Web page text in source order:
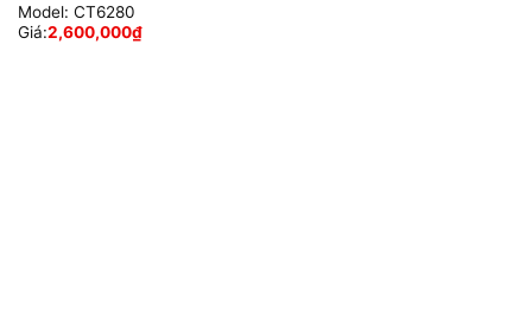
Model: CT6280
Giá:2,600,000₫